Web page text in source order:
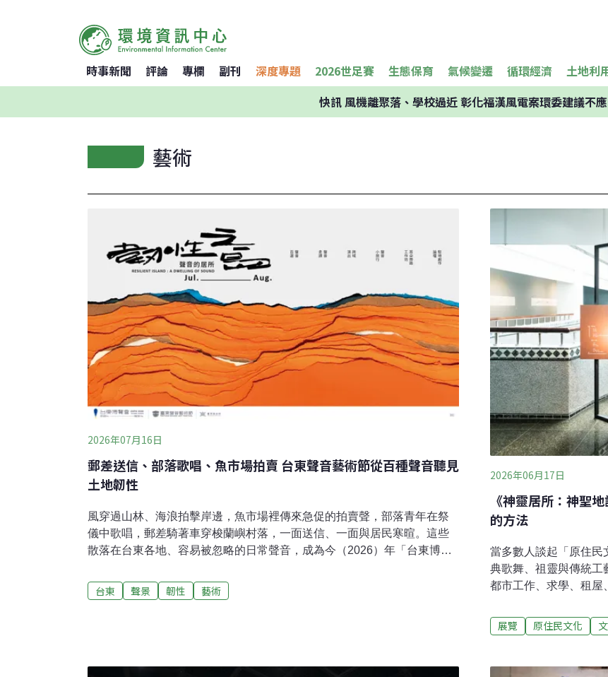
時事新聞 評論 專欄 副刊 深度專題 2026世足賽 生態保育 氣候變遷 循環經濟 土地利
快訊風機離聚落、學校過近 彰化福漢風電案環委建議不
藝術
2026年07月16日
郵差送信、部落歌唱、魚市場拍賣 台東聲音藝術節從百種聲音聽見
土地韌性
風穿過山林、海浪拍擊岸邊，魚市場裡傳來急促的拍賣聲，部落青年在祭
儀中歌唱，郵差騎著車穿梭蘭嶼村落，一面送信、一面與居民寒暄。這些
散落在台東各地、容易被忽略的日常聲音，成為今（2026）年「台東博覽
島：聲音的居所」為題，從自然環境、族群文化與地方生活出發，透過
「台東聲景百選」微型展、聆聽日走讀、跨域演出與藝術家駐地等計畫，
與等待，並在聲音展開的過程中，重新感受土地、環境與他者。「聲音就
台東 聲景 韌性 藝術
2026年06月17日
《神靈居所：神聖
的方法
當多數人談起「原住民
典歌舞、祖靈與傳統工
都市工作、求學、租屋
林、河流與部落祭儀中
法人桃園市原住民族發
原住民族文化會館展出
展覽 原住民文化